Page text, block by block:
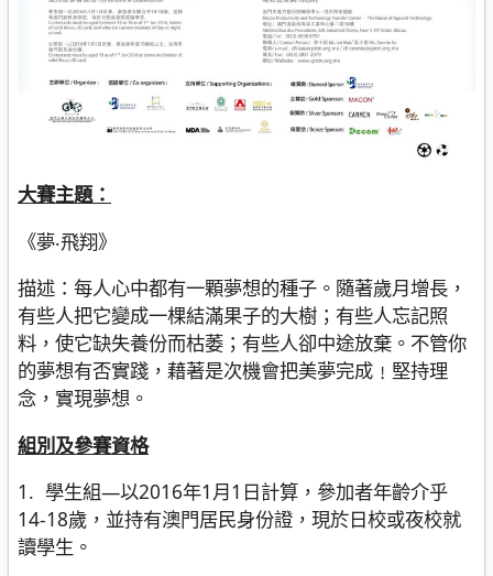
大賽主題：
《夢‧飛翔》
描述：每人心中都有一顆夢想的種子。隨著歲月增長，
有些人把它變成一棵結滿果子的大樹；有些人忘記照
料，使它缺失養份而枯萎；有些人卻中途放棄。不管你
的夢想有否實踐，藉著是次機會把美夢完成﹗堅持理
念，實現夢想。
組別及參賽資格
1. 學生組—以2016年1月1日計算，參加者年齡介乎
14-18歲，並持有澳門居民身份證，現於日校或夜校就
讀學生。